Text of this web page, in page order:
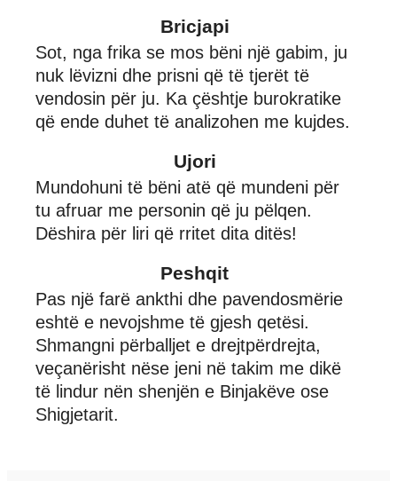
Bricjapi
Sot, nga frika se mos bëni një gabim, ju
nuk lëvizni dhe prisni që të tjerët të
vendosin për ju. Ka çështje burokratike
që ende duhet të analizohen me kujdes.
Ujori
Mundohuni të bëni atë që mundeni për
tu afruar me personin që ju pëlqen.
Dëshira për liri që rritet dita ditës!
Peshqit
Pas një farë ankthi dhe pavendosmërie
eshtë e nevojshme të gjesh qetësi.
Shmangni përballjet e drejtpërdrejta,
veçanërisht nëse jeni në takim me dikë
të lindur nën shenjën e Binjakëve ose
Shigjetarit.